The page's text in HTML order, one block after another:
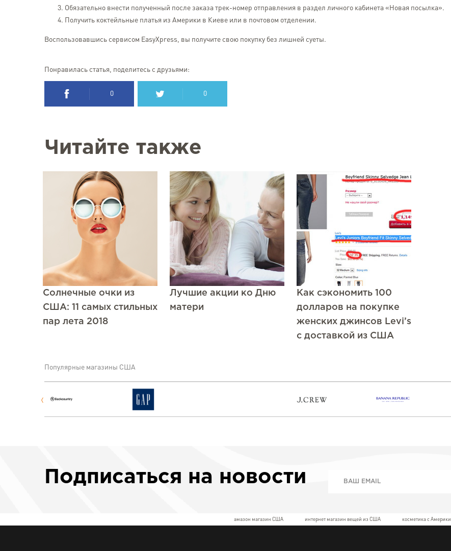
Обязательно внести полученный после заказа трек-номер отправления в раздел личного кабинета «Новая посылка».
Получить коктейльные платья из Америки в Киеве или в почтовом отделении.
Воспользовавшись сервисом EasyХpress, вы получите свою покупку без лишней суеты.
Понравилась статья, поделитесь с друзьями:
0 0
Читайте также
Солнечные очки из
США: 11 самых стильных
пар лета 2018
Лучшие акции ко Дню
матери
Как сэкономить 100
долларов на покупке
женских джинсов Levi’s
с доставкой из США
Популярные магазины США
Подписаться на новости
амазон магазин США интернет магазин вещей из США косметика с Америки